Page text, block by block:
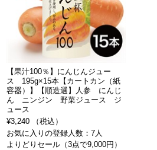
【果汁100％】にんじんジュー
ス 195g×15本【カートカン（紙
容器）】【順造選】人参 にんじ
ん ニンジン 野菜ジュース ジ
ュース
¥3,240 （税込）
お気に入りの登録人数：7人
よりどりセール（3点で9,000円）